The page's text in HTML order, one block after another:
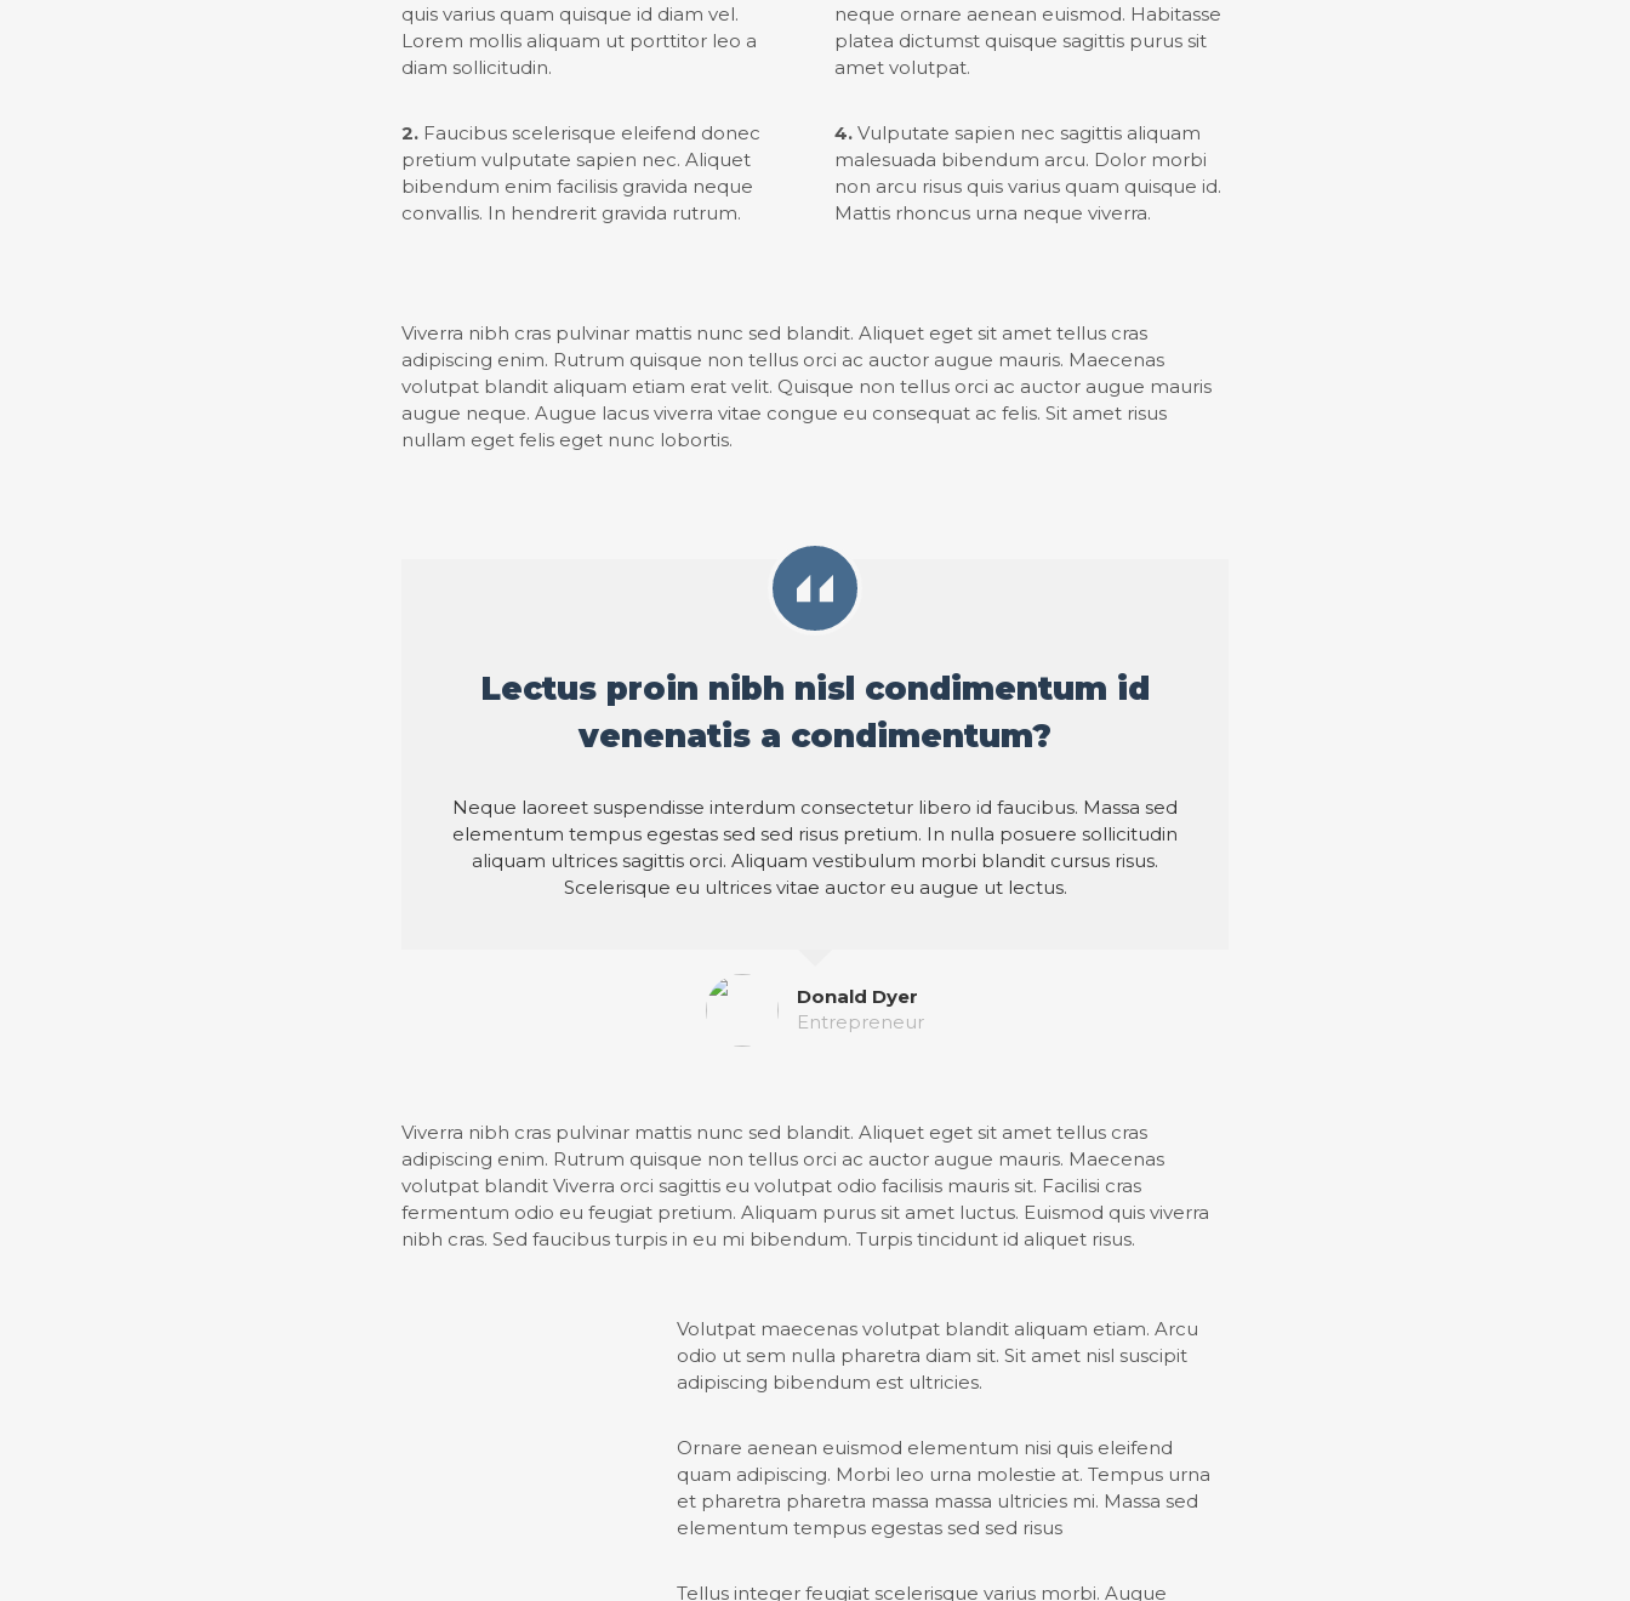
quis varius quam quisque id diam vel.
Lorem mollis aliquam ut porttitor leo a
diam sollicitudin.
2. Faucibus scelerisque eleifend donec
pretium vulputate sapien nec. Aliquet
bibendum enim facilisis gravida neque
convallis. In hendrerit gravida rutrum.
neque ornare aenean euismod. Habitasse
platea dictumst quisque sagittis purus sit
amet volutpat.
4. Vulputate sapien nec sagittis aliquam
malesuada bibendum arcu. Dolor morbi
non arcu risus quis varius quam quisque id.
Mattis rhoncus urna neque viverra.
Viverra nibh cras pulvinar mattis nunc sed blandit. Aliquet eget sit amet tellus cras
adipiscing enim. Rutrum quisque non tellus orci ac auctor augue mauris. Maecenas
volutpat blandit aliquam etiam erat velit. Quisque non tellus orci ac auctor augue mauris
augue neque. Augue lacus viverra vitae congue eu consequat ac felis. Sit amet risus
nullam eget felis eget nunc lobortis.
Lectus proin nibh nisl condimentum id
venenatis a condimentum?
Neque laoreet suspendisse interdum consectetur libero id faucibus. Massa sed
elementum tempus egestas sed sed risus pretium. In nulla posuere sollicitudin
aliquam ultrices sagittis orci. Aliquam vestibulum morbi blandit cursus risus.
Scelerisque eu ultrices vitae auctor eu augue ut lectus.
Donald Dyer
Entrepreneur
Viverra nibh cras pulvinar mattis nunc sed blandit. Aliquet eget sit amet tellus cras
adipiscing enim. Rutrum quisque non tellus orci ac auctor augue mauris. Maecenas
volutpat blandit Viverra orci sagittis eu volutpat odio facilisis mauris sit. Facilisi cras
fermentum odio eu feugiat pretium. Aliquam purus sit amet luctus. Euismod quis viverra
nibh cras. Sed faucibus turpis in eu mi bibendum. Turpis tincidunt id aliquet risus.
Volutpat maecenas volutpat blandit aliquam etiam. Arcu
odio ut sem nulla pharetra diam sit. Sit amet nisl suscipit
adipiscing bibendum est ultricies.
Ornare aenean euismod elementum nisi quis eleifend
quam adipiscing. Morbi leo urna molestie at. Tempus urna
et pharetra pharetra massa massa ultricies mi. Massa sed
elementum tempus egestas sed sed risus
Tellus integer feugiat scelerisque varius morbi. Augue